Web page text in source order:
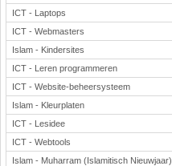
ICT - Laptops
ICT - Webmasters
Islam - Kindersites
ICT - Leren programmeren
ICT - Website-beheersysteem
Islam - Kleurplaten
ICT - Lesidee
ICT - Webtools
Islam - Muharram (Islamitisch Nieuwjaar)